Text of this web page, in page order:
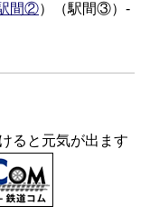
間②）（駅間③）-
ると元気が出ます